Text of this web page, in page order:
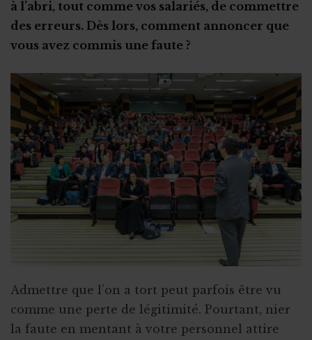
Rupture du contrat à l’amiable
Fin ou rupture du contrat étudiant
Non-respect de la convention de stage
Autres types de stage
Stage en ASBL : les étapes clés
Stage ou travail au noir ?
Stage et assurances
Qu’est-ce qu’un "petit statut" ?
à l’abri, tout comme vos salariés, de commettre
des erreurs. Dès lors, comment annoncer que
vous avez commis une faute ?
Admettre que l’on a tort peut parfois être vu
comme une perte de légitimité. Pourtant, nier
la faute en mentant à votre personnel attire